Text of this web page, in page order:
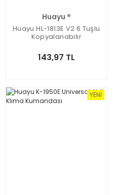
Huayu ®
Huayu HL-1813E V2 6 Tuşlu
Kopyalanabilir
Kumandası
143,97 TL
YENI